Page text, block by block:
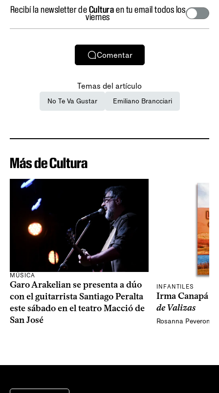
Recibí la newsletter deCulturaen tu email todos los
viernes
Comentar
Temas del artículo
No Te Va Gustar Emiliano Brancciari
Más de Cultura
MÚSICA
Garo Arakelian se presenta a dúo
con el guitarrista Santiago Peralta
este sábado en el teatro Macció de
San José
INFANTILES
Irma Canapá
de Valizas
Rosanna Peveroni